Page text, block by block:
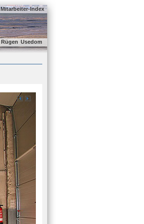
Mitarbeiter-Index
Rügen Usedom